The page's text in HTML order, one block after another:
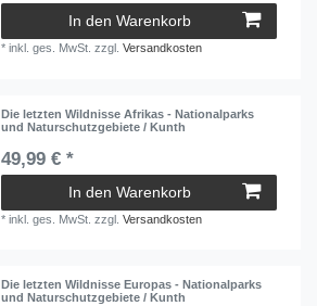
In den Warenkorb
*inkl. ges. MwSt. zzgl.Versandkosten
Die letzten Wildnisse Afrikas - Nationalparks
und Naturschutzgebiete / Kunth
49,99 € *
In den Warenkorb
*inkl. ges. MwSt. zzgl.Versandkosten
Die letzten Wildnisse Europas - Nationalparks
und Naturschutzgebiete / Kunth